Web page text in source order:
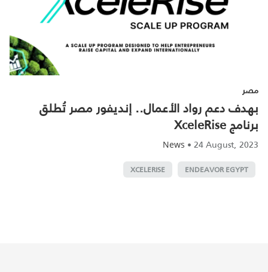
مصر
بهدف دعم رواد الأعمال.. إنديفور مصر تُطلق
برنامج XceleRise
News •24 August, 2023
ENDEAVOR EGYPT
XCELERISE